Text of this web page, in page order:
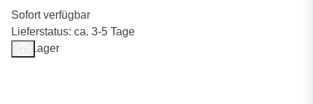
Sofort verfügbar
Lieferstatus: ca. 3-5 Tage
Auf Lager